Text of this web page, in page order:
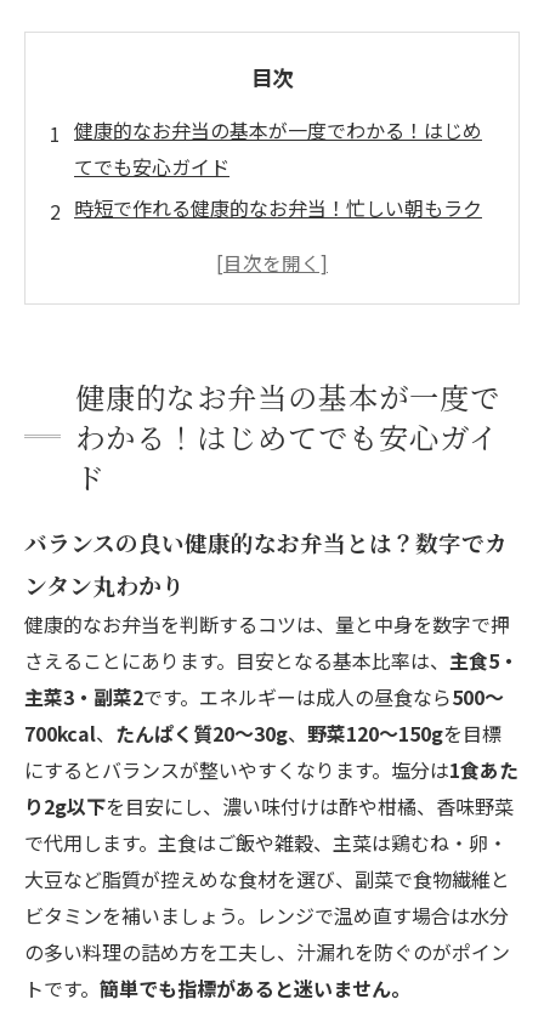
目次
健康的なお弁当の基本が一度でわかる！はじめ
てでも安心ガイド
時短で作れる健康的なお弁当！忙しい朝もラク
健康的なお弁当のおかず選びで絶対外さない基
合わせアイデア集
作り置きや冷凍を活用して健康的なお弁当をラ
クに続けるコツ
目と美味しさUP術
コンビニやテイクアウトでも健康的なお弁当を
賢く選ぶコツ
店舗概要
健康的なお弁当の基本が一度で
わかる！はじめてでも安心ガイ
ド
バランスの良い健康的なお弁当とは？数字でカ
ンタン丸わかり
健康的なお弁当を判断するコツは、量と中身を数字で押
さえることにあります。目安となる基本比率は、 主食5・
主菜3・副菜2です。エネルギーは成人の昼食なら500～
700kcal、 たんぱく質20～30g、 野菜120～150gを目標
にするとバランスが整いやすくなります。塩分は1食あた
り2g以下を目安にし、濃い味付けは酢や柑橘、香味野菜
で代用します。主食はご飯や雑穀、主菜は鶏むね・卵・
大豆など脂質が控えめな食材を選び、副菜で食物繊維と
ビタミンを補いましょう。レンジで温め直す場合は水分
の多い料理の詰め方を工夫し、汁漏れを防ぐのがポイン
トです。 簡単でも指標があると迷いません。